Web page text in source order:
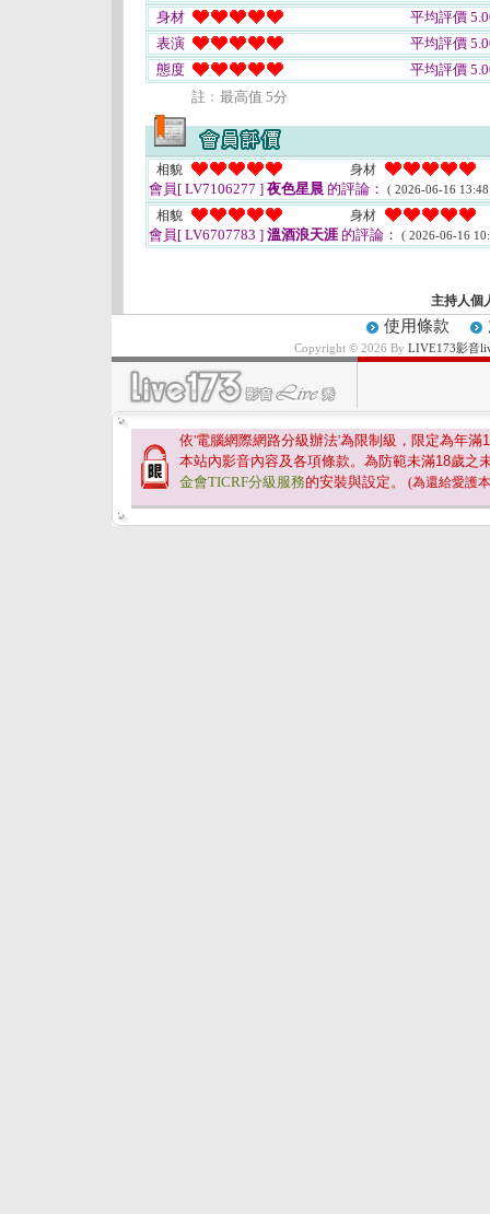
身材
平均評價
表演
平均評價
態度
平均評價
註﹕最高值 5分
相貌 身材
會員[ LV7106277 ] 夜色星晨 的評論： ( 2026-06-16
相貌 身材
會員[ LV6707783 ] 溫酒浪天涯 的評論： ( 2026-06-16
主持人個
使用條款
Copyright © 2026 By LIVE173影音
依'電腦網際網路分級辦法'為限制級，限定為年滿
本站內影音內容及各項條款。為防範未滿18歲之
金會TICRF分級服務的安裝與設定。 (為還給愛護